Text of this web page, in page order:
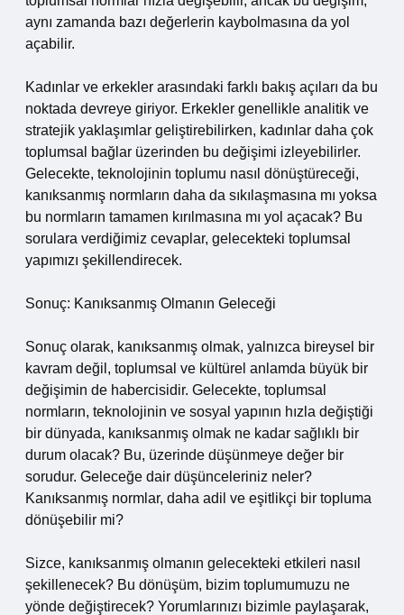
aynı zamanda bazı değerlerin kaybolmasına da yol
açabilir.
Kadınlar ve erkekler arasındaki farklı bakış açıları da bu
noktada devreye giriyor. Erkekler genellikle analitik ve
stratejik yaklaşımlar geliştirebilirken, kadınlar daha çok
toplumsal bağlar üzerinden bu değişimi izleyebilirler.
Gelecekte, teknolojinin toplumu nasıl dönüştüreceği,
kanıksanmış normların daha da sıkılaşmasına mı yoksa
bu normların tamamen kırılmasına mı yol açacak? Bu
sorulara verdiğimiz cevaplar, gelecekteki toplumsal
yapımızı şekillendirecek.
Sonuç: Kanıksanmış Olmanın Geleceği
Sonuç olarak, kanıksanmış olmak, yalnızca bireysel bir
kavram değil, toplumsal ve kültürel anlamda büyük bir
değişimin de habercisidir. Gelecekte, toplumsal
normların, teknolojinin ve sosyal yapının hızla değiştiği
bir dünyada, kanıksanmış olmak ne kadar sağlıklı bir
durum olacak? Bu, üzerinde düşünmeye değer bir
sorudur. Geleceğe dair düşünceleriniz neler?
Kanıksanmış normlar, daha adil ve eşitlikçi bir topluma
dönüşebilir mi?
Sizce, kanıksanmış olmanın gelecekteki etkileri nasıl
şekillenecek? Bu dönüşüm, bizim toplumumuzu ne
yönde değiştirecek? Yorumlarınızı bizimle paylaşarak,